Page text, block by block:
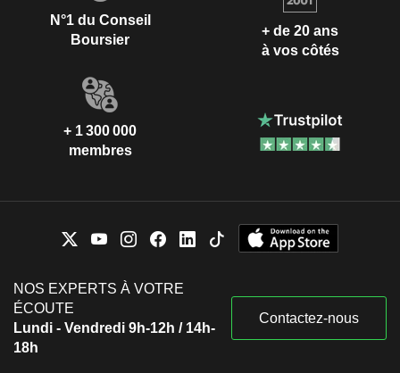
N°1 du Conseil
Boursier
+ de 20 ans
à vos côtés
+ 1 300 000
membres
NOS EXPERTS À VOTRE
ÉCOUTE
Lundi - Vendredi 9h-12h / 14h-
18h
Contactez-nous